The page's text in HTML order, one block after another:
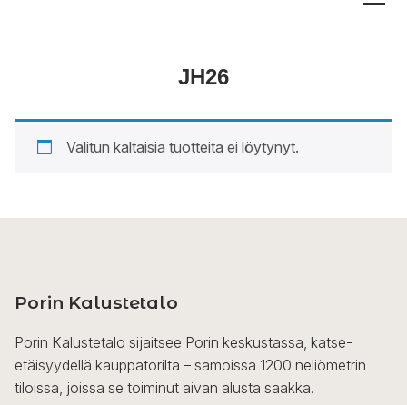
JH26
Valitun kaltaisia tuotteita ei löytynyt.
Porin Kalustetalo
Porin Kalustetalo sijaitsee Porin keskustassa, katse-
etäisyydellä kauppatorilta – samoissa 1200 neliömetrin
tiloissa, joissa se toiminut aivan alusta saakka.